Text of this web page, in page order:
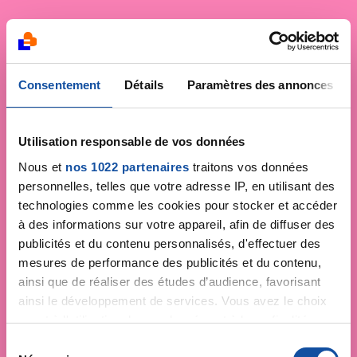
Consentement Détails Paramètres des annonces
Utilisation responsable de vos données
Nous et nos 1022 partenaires traitons vos données
personnelles, telles que votre adresse IP, en utilisant des
technologies comme les cookies pour stocker et accéder
à des informations sur votre appareil, afin de diffuser des
publicités et du contenu personnalisés, d'effectuer des
mesures de performance des publicités et du contenu,
ainsi que de réaliser des études d’audience, favorisant
ainsi le développement de services. Vous avez le choix
quant à l'utilisation de vos données et à leurs finalités.